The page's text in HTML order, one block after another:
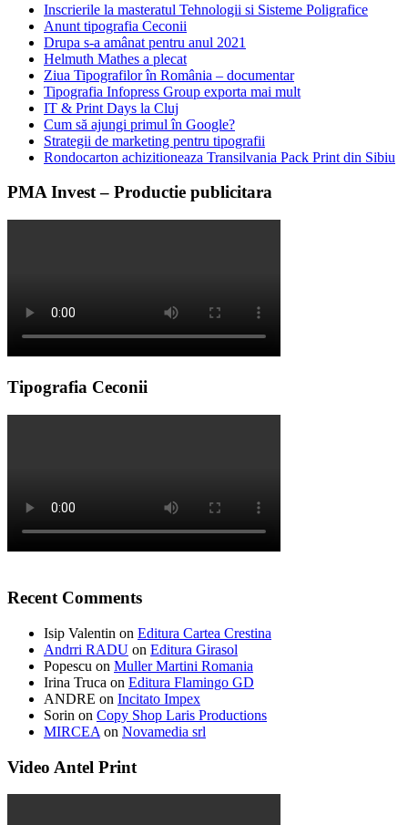
Inscrierile la masteratul Tehnologii si Sisteme Poligrafice
Anunt tipografia Ceconii
Drupa s-a amânat pentru anul 2021
Helmuth Mathes a plecat
Ziua Tipografilor în România – documentar
Tipografia Infopress Group exporta mai mult
IT & Print Days la Cluj
Cum să ajungi primul în Google?
Strategii de marketing pentru tipografii
Rondocarton achizitioneaza Transilvania Pack Print din Sibiu
PMA Invest – Productie publicitara
Tipografia Ceconii
Recent Comments
Isip Valentin on Editura Cartea Crestina
Andrri RADU on Editura Girasol
Popescu on Muller Martini Romania
Irina Truca on Editura Flamingo GD
ANDRE on Incitato Impex
Sorin on Copy Shop Laris Productions
MIRCEA on Novamedia srl
Video Antel Print